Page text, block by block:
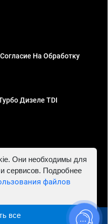
На Обработку
Дизеле TDI
ИНН 781302555843,
- Автосервис
Они необходимы для
сервисов. Подробнее
файлов
все